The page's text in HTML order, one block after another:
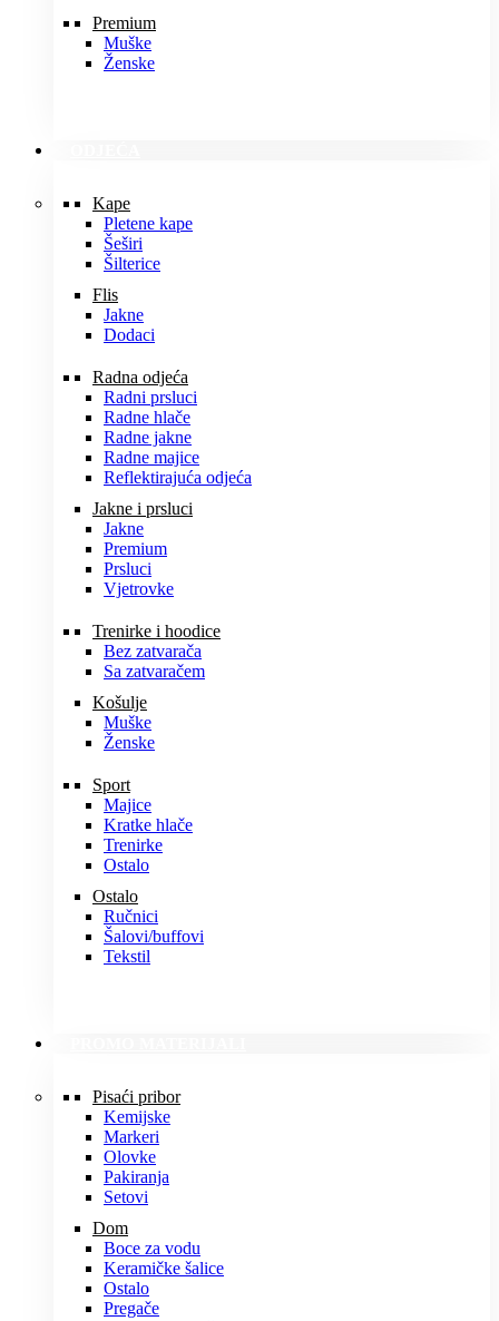
Premium
Muške
Ženske
Kape
Pletene kape
Šeširi
Šilterice
Flis
Jakne
Dodaci
Radna odjeća
Radni prsluci
Radne hlače
Radne jakne
Radne majice
Reflektirajuća odjeća
Jakne i prsluci
Jakne
Premium
Prsluci
Vjetrovke
Trenirke i hoodice
Bez zatvarača
Sa zatvaračem
Košulje
Muške
Ženske
Sport
Majice
Kratke hlače
Trenirke
Ostalo
Ostalo
Ručnici
Šalovi/buffovi
Tekstil
Pisaći pribor
Kemijske
Markeri
Olovke
Pakiranja
Setovi
Dom
Boce za vodu
Keramičke šalice
Ostalo
Pregače